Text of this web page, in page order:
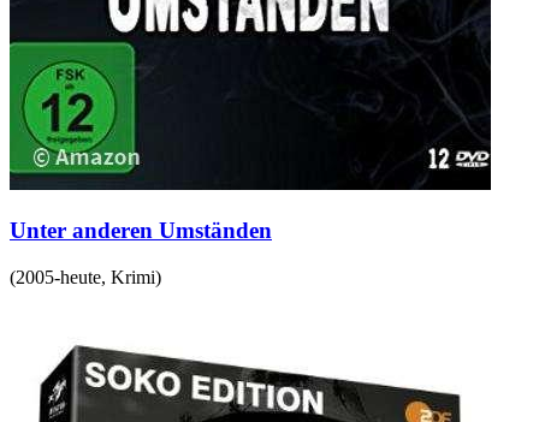
Unter anderen Umständen
(2005-heute, Krimi)